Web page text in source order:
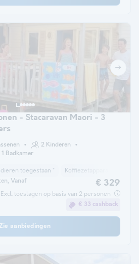
- Stacaravan Maori - 3
2 Kinderen
1 Badkamer
toegestaan * Koffiezetapparaat
Vanaf € 329
Excl. toeslagen op basis van 2 personen
€ 33 cashback
aanbiedingen